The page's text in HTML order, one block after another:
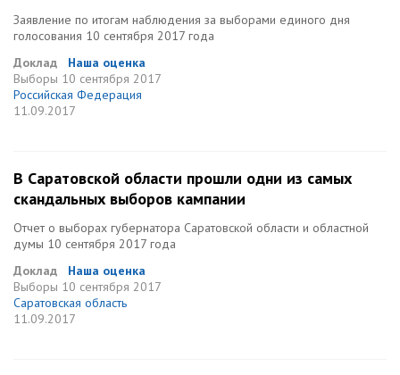
Заявление по итогам наблюдения за выборами единого дня
голосования 10 сентября 2017 года
Доклад
Наша оценка
Выборы 10 сентября 2017
Российская Федерация
11.09.2017
В Саратовской области прошли одни из самых
скандальных выборов кампании
Отчет о выборах губернатора Саратовской области и областной
думы 10 сентября 2017 года
Доклад
Наша оценка
Выборы 10 сентября 2017
Саратовская область
11.09.2017